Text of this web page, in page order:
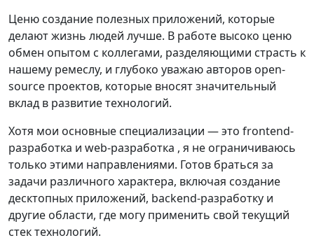
Ценю создание полезных приложений, которые
делают жизнь людей лучше. В работе высоко ценю
обмен опытом с коллегами, разделяющими страсть к
нашему ремеслу, и глубоко уважаю авторов open-
source проектов, которые вносят значительный
вклад в развитие технологий.
Хотя мои основные специализации — это frontend-
разработка и web-разработка , я не ограничиваюсь
только этими направлениями. Готов браться за
задачи различного характера, включая создание
десктопных приложений, backend-разработку и
другие области, где могу применить свой текущий
стек технологий.